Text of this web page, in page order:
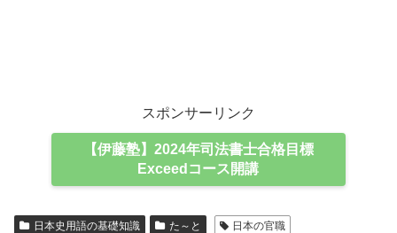
スポンサーリンク
【伊藤塾】2024年司法書士合格目標
Exceedコース開講
日本史用語の基礎知識 た～と 日本の官職